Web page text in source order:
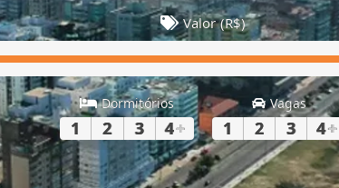
Valor (R$)
Dormitórios
1 2 3 4+
Vagas
1 2 3 4+